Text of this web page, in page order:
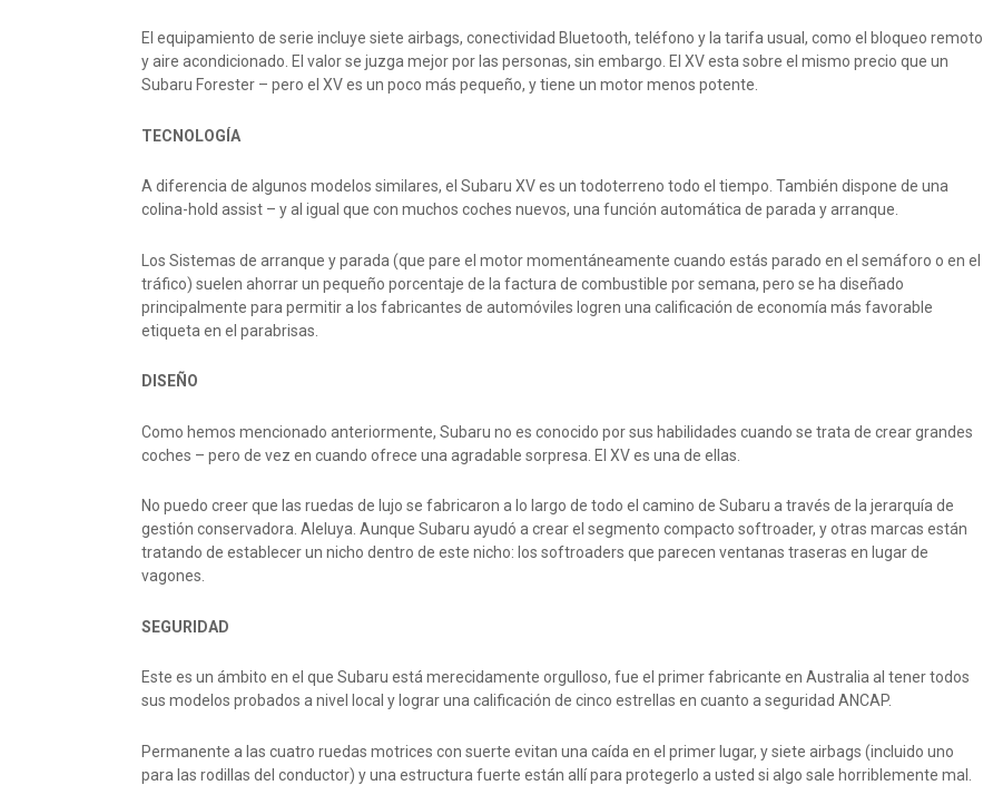
El equipamiento de serie incluye siete airbags, conectividad Bluetooth, teléfono y la tarifa usual, como el bloqueo remoto
y aire acondicionado. El valor se juzga mejor por las personas, sin embargo. El XV esta sobre el mismo precio que un
Subaru Forester – pero el XV es un poco más pequeño, y tiene un motor menos potente.
TECNOLOGÍA
A diferencia de algunos modelos similares, el Subaru XV es un todoterreno todo el tiempo. También dispone de una
colina-hold assist – y al igual que con muchos coches nuevos, una función automática de parada y arranque.
Los Sistemas de arranque y parada (que pare el motor momentáneamente cuando estás parado en el semáforo o en el
tráfico) suelen ahorrar un pequeño porcentaje de la factura de combustible por semana, pero se ha diseñado
principalmente para permitir a los fabricantes de automóviles logren una calificación de economía más favorable
etiqueta en el parabrisas.
DISEÑO
Como hemos mencionado anteriormente, Subaru no es conocido por sus habilidades cuando se trata de crear grandes
coches – pero de vez en cuando ofrece una agradable sorpresa. El XV es una de ellas.
No puedo creer que las ruedas de lujo se fabricaron a lo largo de todo el camino de Subaru a través de la jerarquía de
gestión conservadora. Aleluya. Aunque Subaru ayudó a crear el segmento compacto softroader, y otras marcas están
tratando de establecer un nicho dentro de este nicho: los softroaders que parecen ventanas traseras en lugar de
vagones.
SEGURIDAD
Este es un ámbito en el que Subaru está merecidamente orgulloso, fue el primer fabricante en Australia al tener todos
sus modelos probados a nivel local y lograr una calificación de cinco estrellas en cuanto a seguridad ANCAP.
Permanente a las cuatro ruedas motrices con suerte evitan una caída en el primer lugar, y siete airbags (incluido uno
para las rodillas del conductor) y una estructura fuerte están allí para protegerlo a usted si algo sale horriblemente mal.